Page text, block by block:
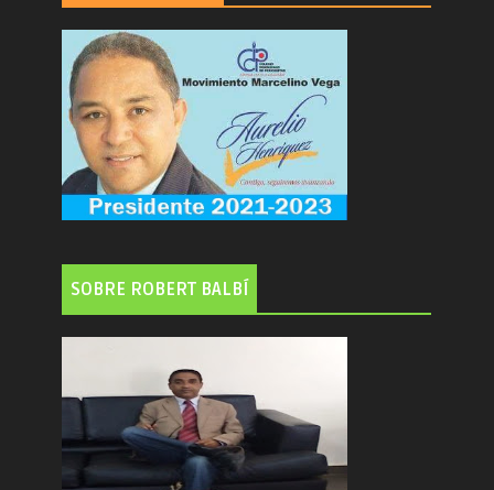
SOBRE ROBERT BALBÍ